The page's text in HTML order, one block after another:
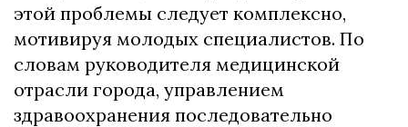
этой проблемы следует комплексно,
мотивируя молодых специалистов. По
словам руководителя медицинской
отрасли города, управлением
здравоохранения последовательно